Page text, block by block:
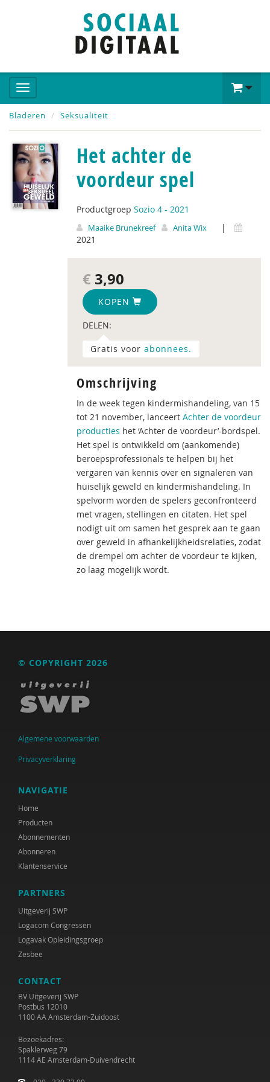
Bladeren Seksualiteit
Het achter de
voordeur spel
Productgroep Sozio 4 - 2021
Maaike Brunekreef Anita Wix
|
2021
€ 3,90
KOPEN
DELEN:
Gratis voor abonnees.
Omschrijving
In de week tegen kindermishandeling, van 15
tot 21 november, lanceert Achter de voordeur
producties het ‘Achter de voordeur’-bordspel.
Het spel is ontwikkeld om (aankomende)
beroepsprofessionals te helpen bij het
vergaren van kennis over en signaleren van
huiselijk geweld en kindermishandeling. In
spelvorm worden de spelers geconfronteerd
met vragen, stellingen en citaten. Het spel
nodigt uit om samen het gesprek aan te gaan
over geweld in afhankelijkheidsrelaties, zodat
de drempel om achter de voordeur te kijken,
zo laag mogelijk wordt.
© COPYRIGHT 2026
Algemene voorwaarden
Privacyverklaring
NAVIGATIE
Home
Producten
Abonnementen
Abonneren
Klantenservice
PARTNERS
Uitgeverij SWP
Logacom Congressen
Logavak Opleidingsgroep
Zesbee
CONTACT
BV Uitgeverij SWP
Postbus 12010
1100 AA Amsterdam-Zuidoost
Bezoekadres:
Spaklerweg 79
1114 AE Amsterdam-Duivendrecht